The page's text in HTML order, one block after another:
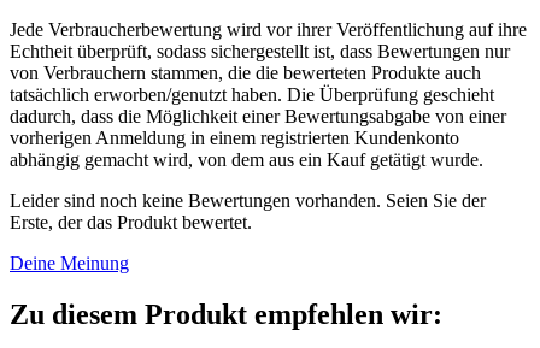
Jede Verbraucherbewertung wird vor ihrer Veröffentlichung auf ihre
Echtheit überprüft, sodass sichergestellt ist, dass Bewertungen nur
von Verbrauchern stammen, die die bewerteten Produkte auch
tatsächlich erworben/genutzt haben. Die Überprüfung geschieht
dadurch, dass die Möglichkeit einer Bewertungsabgabe von einer
vorherigen Anmeldung in einem registrierten Kundenkonto
abhängig gemacht wird, von dem aus ein Kauf getätigt wurde.
Leider sind noch keine Bewertungen vorhanden. Seien Sie der
Erste, der das Produkt bewertet.
Deine Meinung
Zu diesem Produkt empfehlen wir: